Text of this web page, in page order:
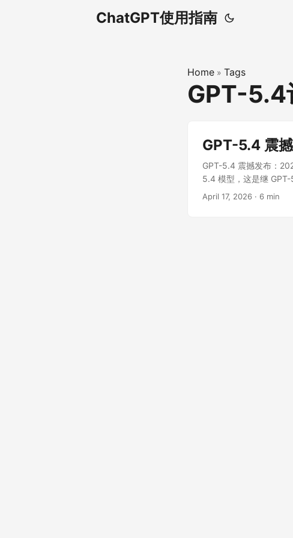
ChatGPT使用指南
Home » Tags
GPT-5.4
GPT-5.4 震
GPT-5.4 震撼发布：
5.4 模型，这是继
推理、长文本理解、多
April 17, 2026 · 6 min